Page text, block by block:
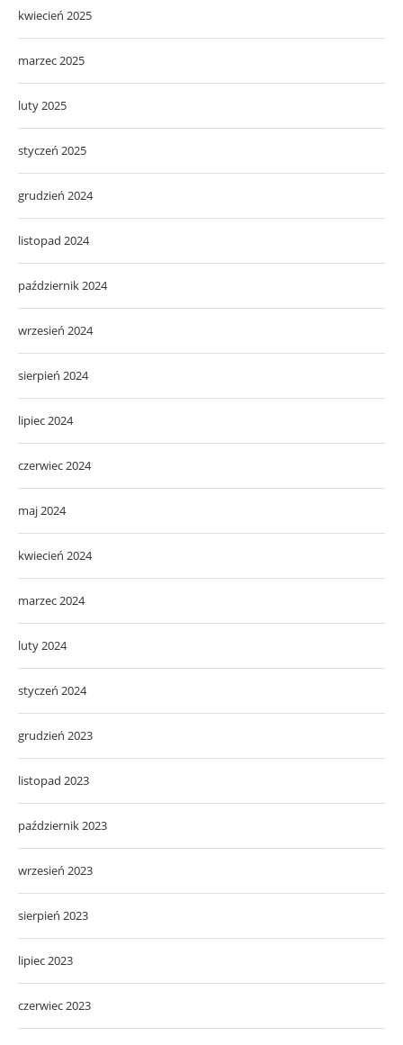
kwiecień 2025
marzec 2025
luty 2025
styczeń 2025
grudzień 2024
listopad 2024
październik 2024
wrzesień 2024
sierpień 2024
lipiec 2024
czerwiec 2024
maj 2024
kwiecień 2024
marzec 2024
luty 2024
styczeń 2024
grudzień 2023
listopad 2023
październik 2023
wrzesień 2023
sierpień 2023
lipiec 2023
czerwiec 2023